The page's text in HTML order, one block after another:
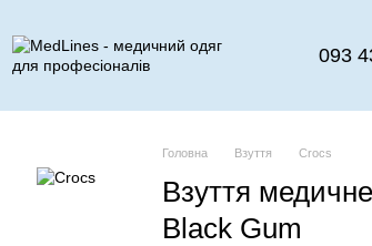
093
Головна Взуття Crocs
Взуття
Black Gum